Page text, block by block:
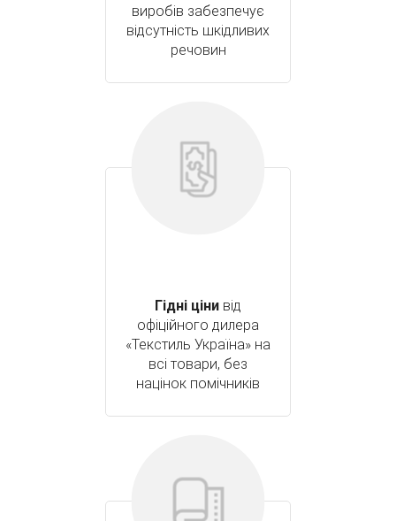
виробів забезпечує
відсутність шкідливих
речовин
Гідні ціни від
офіційного дилера
«Текстиль Україна» на
всі товари, без
націнок помічників